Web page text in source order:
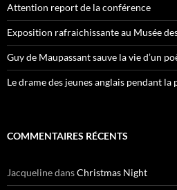
Attention report de la conférence
Exposition rafraichissante au Musée
Guy de Maupassant sauve la vie d’un
Le drame des jeunes anglais pendant
COMMENTAIRES RÉCENTS
JacquelinedansChristmas Night